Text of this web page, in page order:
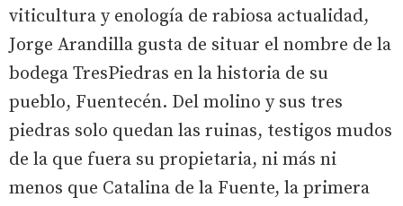
viticultura y enología de rabiosa actualidad,
Jorge Arandilla gusta de situar el nombre de la
bodega TresPiedras en la historia de su
pueblo, Fuentecén. Del molino y sus tres
piedras solo quedan las ruinas, testigos mudos
de la que fuera su propietaria, ni más ni
menos que Catalina de la Fuente, la primera